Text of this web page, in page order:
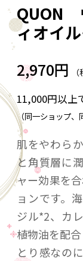
QUON
ィオイ
2,970円
11,000円以上
（同一ショップ、
肌をやわら
と角質層に
ャー効果を
ョンです。
ジル*2、カ
植物油を配
とり感なの